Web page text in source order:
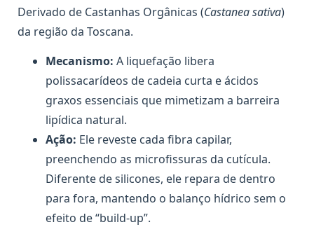
Derivado de Castanhas Orgânicas (Castanea sativa)
da região da Toscana.
Mecanismo: A liquefação libera
polissacarídeos de cadeia curta e ácidos
graxos essenciais que mimetizam a barreira
lipídica natural.
Ação: Ele reveste cada fibra capilar,
preenchendo as microfissuras da cutícula.
Diferente de silicones, ele repara de dentro
para fora, mantendo o balanço hídrico sem o
efeito de “build-up”.